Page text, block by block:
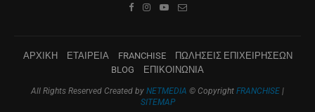
ΑΡΧΙΚΗ ΕΤΑΙΡΕΙΑ FRANCHISE
ΠΩΛΗΣΕΙΣ ΕΠΙΧΕΙΡΗΣΕΩΝ
BLOG
ΕΠΙΚΟΙΝΩΝΙΑ
All Rights Reserved Created by NETMEDIA © Copyright FRANCHISE |
SITEMAP